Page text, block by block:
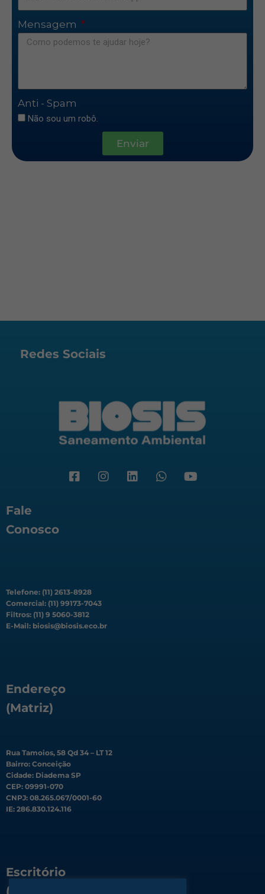
Mensagem
Anti - Spam
Não sou um robô.
Enviar
Redes Sociais
Fale
Conosco
Telefone: (11) 2613-8928
Comercial: (11) 99173-7043
Filtros: (11) 9 5060-3812
E-Mail: biosis@biosis.eco.br
Endereço
(Matriz)
Rua Tamoios, 58 Qd 34 – LT 12
Bairro: Conceição
Cidade: Diadema SP
CEP: 09991-070
CNPJ: 08.265.067/0001-60
IE: 286.830.124.116
Escritório
(Filial)